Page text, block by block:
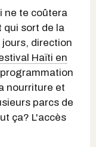
ne te coûtera
qui sort de la
direction
Haïti en
nourriture et
parcs de
ça? L'accès